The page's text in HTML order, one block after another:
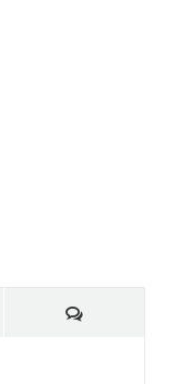
Comments